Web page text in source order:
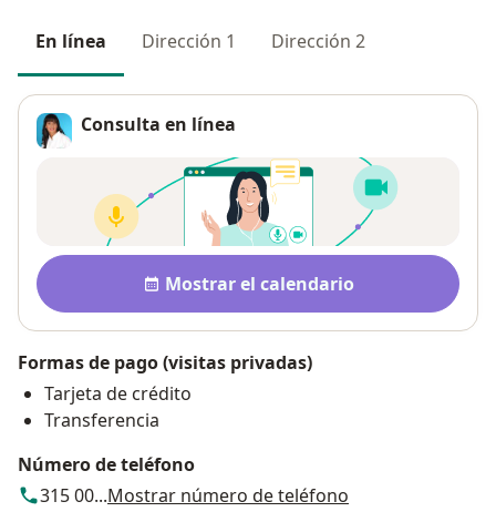
En línea Dirección 1 Dirección 2
Consulta en línea
Disponibilidad
Mostrar el calendario
Formas de pago (visitas privadas)
Tarjeta de crédito
Transferencia
Número de teléfono
315 00...Mostrar número de teléfono